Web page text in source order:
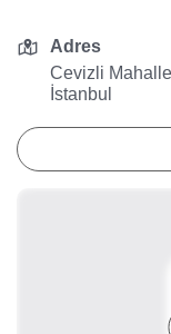
Adres
Cevizli
İstanbul